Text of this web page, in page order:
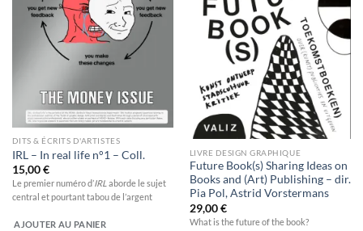
DITS & ÉCRITS D'ARTISTES
IRL – In real life n°1 – Coll.
15,00€
Le premier numéro d’IRL aborde le sujet
central et pourtant tabou de l’argent
AJOUTER AU PANIER
LIVRE DESIGN GRAPHIQUE
Future Book(s) Sharing Ideas on
Books and (Art) Publishing – dir.
Pia Pol, Astrid Vorstermans
29,00€
What is the future of the book?